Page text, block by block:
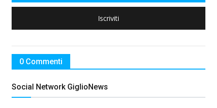
Iscriviti
0 Commenti
Social Network GiglioNews